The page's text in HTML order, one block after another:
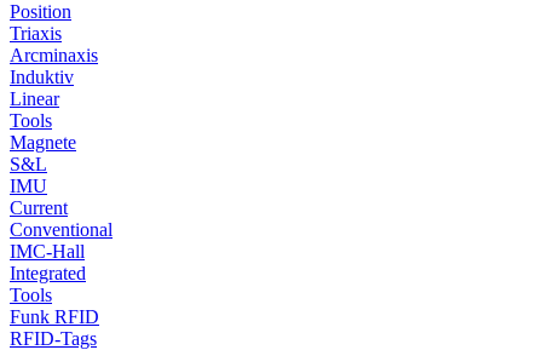
Position
Triaxis
Arcminaxis
Induktiv
Linear
Tools
Magnete
S&L
IMU
Current
Conventional
IMC-Hall
Integrated
Tools
Funk RFID
RFID-Tags